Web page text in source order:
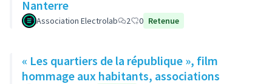
Nanterre
Association Electrolab 2 0 Retenue
« Les quartiers de la république », film
hommage aux habitants, associations